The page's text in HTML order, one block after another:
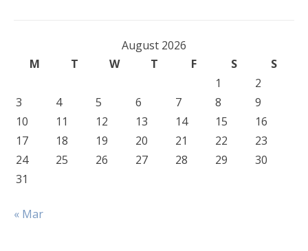
August 2026
M
T W T F S
S
1
2
3
4 5 6 7 8
9
10
11 12 13 14 15
16
17
18 19 20 21 22
23
24
25 26 27 28 29
30
31
« Mar